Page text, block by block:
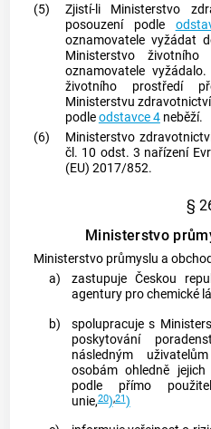
(5)
Zjistí-li Ministerstvo
posouzení podle
oznamovatele vyžádat
Ministerstvo
oznamovatele
životního prostředí
Ministerstvu
podleodstavce 4neběží.
(6)
Ministerstvo
čl. 10 odst. 3 nařízení
(EU) 2017/852.
§
Ministerstvo
Ministerstvo průmyslu a
a)
zastupuje Českou
agentury pro chemické
b)
spolupracuje s
poskytování
následným
osobám ohledně
podle přímo
unie,20),21)